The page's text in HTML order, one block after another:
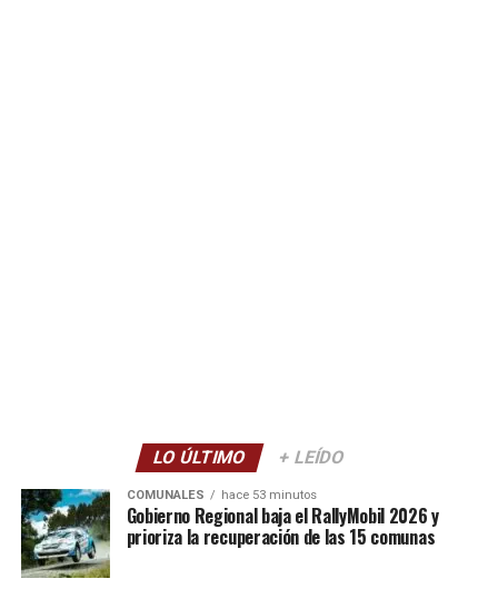
LO ÚLTIMO + LEÍDO
COMUNALES hace 53 minutos
Gobierno Regional baja el RallyMobil 2026 y
prioriza la recuperación de las 15 comunas